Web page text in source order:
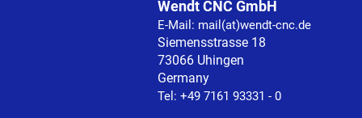
Wendt CNC GmbH
E-Mail: mail(at)wendt-cnc.de
Siemensstrasse 18
73066 Uhingen
Germany
Tel: +49 7161 93331 - 0